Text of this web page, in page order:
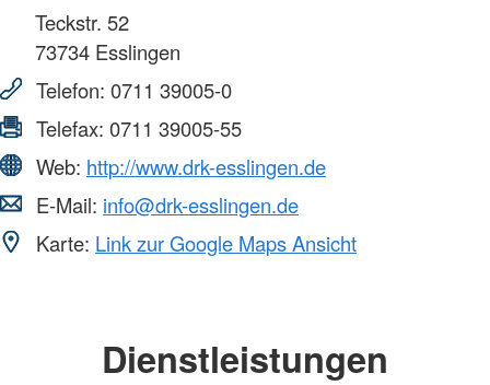
Teckstr. 52
73734 Esslingen
Telefon: 0711 39005-0
Telefax: 0711 39005-55
Web: http://www.drk-esslingen.de
E-Mail: info@drk-esslingen.de
Karte: Link zur Google Maps Ansicht
Dienstleistungen